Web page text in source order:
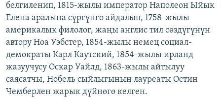
белгиленип, 1815-жылы император Наполеон Ыйык
Елена аралына сүргүнгө айдалып, 1758-жылы
америкалык филолог, жаңы англис тил сөздүгүнүн
автору Ноа Уэбстер, 1854-жылы немец социал-
демократы Карл Каутский, 1854-жылы ирланд
жазуучусу Оскар Уайлд, 1863-жылы айтылуу
саясатчы, Нобель сыйлыгынын лауреаты Остин
Чемберлен жарык дүйнөгө келген.